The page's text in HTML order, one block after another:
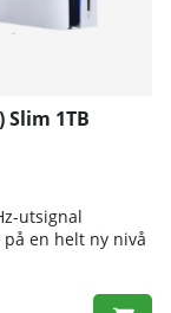
Slim 1TB
utsignal
en helt ny nivå